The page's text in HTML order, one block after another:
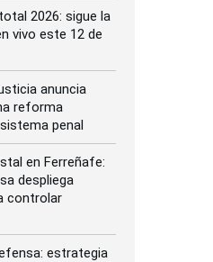
2026: sigue la
vivo este 12 de
anuncia
reforma
penal
en Ferreñafe:
despliega
controlar
estrategia